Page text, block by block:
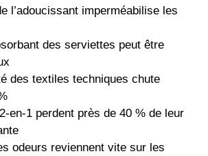
l’adoucissant imperméabilise les
des serviettes peut être
des textiles techniques chute
en-1 perdent près de 40 % de leur
odeurs reviennent vite sur les